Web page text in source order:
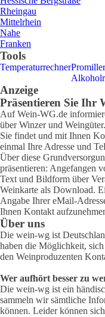
Rheingau
Mittelrhein
Nahe
Franken
Tools
Temperaturrechner
Anzeige
Präsentieren Sie Ihr
Auf Wein-WG.de
über Winzer und
Sie findet und mit Ihnen
einmal Ihre Adresse und
Über diese
präsentieren: Angefangen
Text und Bildform über
Weinkarte als Download.
Angabe Ihrer eMail-
Ihnen Kontakt
Über uns
Die wein-wg ist
haben die Möglichkeit,
den Weinproduzenten
Wer aufhört besser zu
Die wein-wg ist ein
sammeln wir sämtliche
können. Leider können